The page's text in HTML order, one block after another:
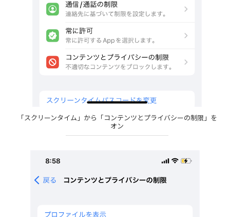
「スクリーンタイム」から「コンテンツとプライバシーの制限」を
オン